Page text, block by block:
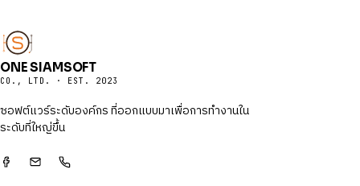
ONE SIAMSOFT
CO., LTD. · EST. 2023
ซอฟต์แวร์ระดับองค์กร ที่ออกแบบมาเพื่อการทำงานใน
ระดับที่ใหญ่ขึ้น